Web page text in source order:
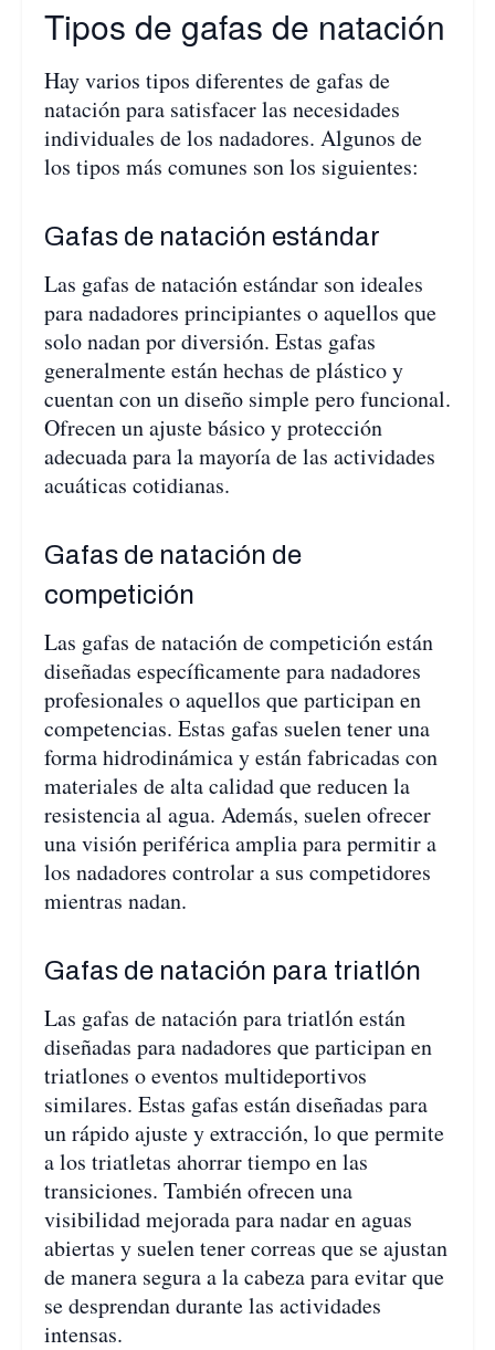
Tipos de gafas de natación
Hay varios tipos diferentes de gafas de
natación para satisfacer las necesidades
individuales de los nadadores. Algunos de
los tipos más comunes son los siguientes:
Gafas de natación estándar
Las gafas de natación estándar son ideales
para nadadores principiantes o aquellos que
solo nadan por diversión. Estas gafas
generalmente están hechas de plástico y
cuentan con un diseño simple pero funcional.
Ofrecen un ajuste básico y protección
adecuada para la mayoría de las actividades
acuáticas cotidianas.
Gafas de natación de
competición
Las gafas de natación de competición están
diseñadas específicamente para nadadores
profesionales o aquellos que participan en
competencias. Estas gafas suelen tener una
forma hidrodinámica y están fabricadas con
materiales de alta calidad que reducen la
resistencia al agua. Además, suelen ofrecer
una visión periférica amplia para permitir a
los nadadores controlar a sus competidores
mientras nadan.
Gafas de natación para triatlón
Las gafas de natación para triatlón están
diseñadas para nadadores que participan en
triatlones o eventos multideportivos
similares. Estas gafas están diseñadas para
un rápido ajuste y extracción, lo que permite
a los triatletas ahorrar tiempo en las
transiciones. También ofrecen una
visibilidad mejorada para nadar en aguas
abiertas y suelen tener correas que se ajustan
de manera segura a la cabeza para evitar que
se desprendan durante las actividades
intensas.